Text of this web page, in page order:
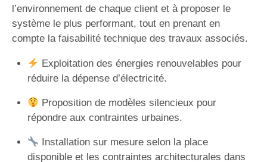
l’environnement de chaque client et à proposer le
système le plus performant, tout en prenant en
compte la faisabilité technique des travaux associés.
Exploitation des énergies renouvelables pour
réduire la dépense d’électricité.
Proposition de modèles silencieux pour
répondre aux contraintes urbaines.
Installation sur mesure selon la place
disponible et les contraintes architecturales dans